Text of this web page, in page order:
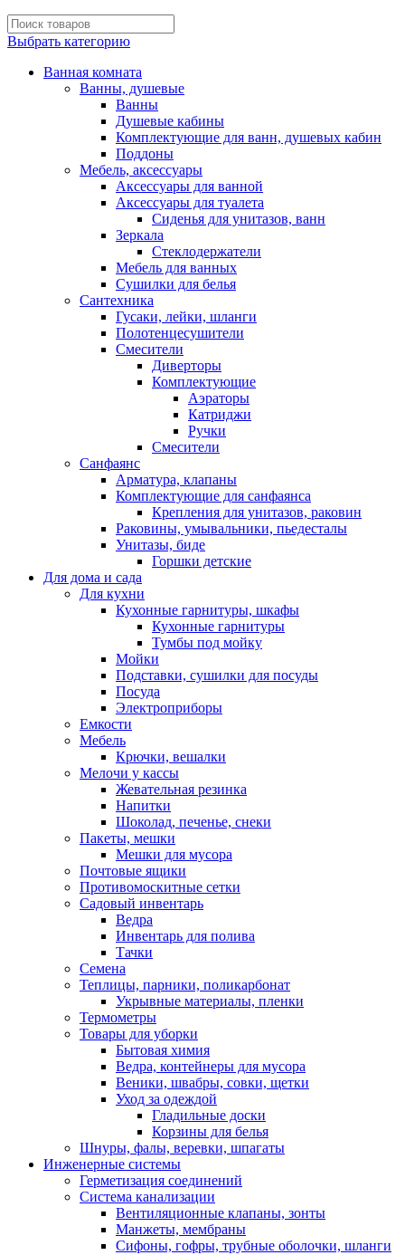
Выбрать категорию
Ванная комната
Ванны, душевые
Ванны
Душевые кабины
Комплектующие для ванн, душевых кабин
Поддоны
Мебель, аксессуары
Аксессуары для ванной
Аксессуары для туалета
Сиденья для унитазов, ванн
Зеркала
Стеклодержатели
Мебель для ванных
Сушилки для белья
Сантехника
Гусаки, лейки, шланги
Полотенцесушители
Смесители
Диверторы
Комплектующие
Аэраторы
Катриджи
Ручки
Смесители
Санфаянс
Арматура, клапаны
Комплектующие для санфаянса
Крепления для унитазов, раковин
Раковины, умывальники, пьедесталы
Унитазы, биде
Горшки детские
Для дома и сада
Для кухни
Кухонные гарнитуры, шкафы
Кухонные гарнитуры
Тумбы под мойку
Мойки
Подставки, сушилки для посуды
Посуда
Электроприборы
Емкости
Мебель
Крючки, вешалки
Мелочи у кассы
Жевательная резинка
Напитки
Шоколад, печенье, снеки
Пакеты, мешки
Мешки для мусора
Почтовые ящики
Противомоскитные сетки
Садовый инвентарь
Ведра
Инвентарь для полива
Тачки
Семена
Теплицы, парники, поликарбонат
Укрывные материалы, пленки
Термометры
Товары для уборки
Бытовая химия
Ведра, контейнеры для мусора
Веники, швабры, совки, щетки
Уход за одеждой
Гладильные доски
Корзины для белья
Шнуры, фалы, веревки, шпагаты
Инженерные системы
Герметизация соединений
Система канализации
Вентиляционные клапаны, зонты
Манжеты, мембраны
Сифоны, гофры, трубные оболочки, шланги